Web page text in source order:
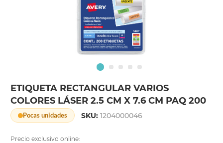
ETIQUETA RECTANGULAR VARIOS
COLORES LÁSER 2.5 CM X 7.6 CM PAQ 200
Pocas unidades SKU:1204000046
Precio exclusivo online: